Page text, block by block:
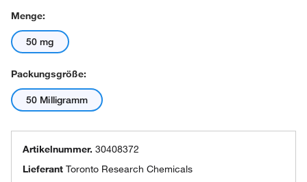
Menge:
50 mg
Packungsgröße:
50 Milligramm
Artikelnummer. 30408372
Lieferant Toronto Research Chemicals